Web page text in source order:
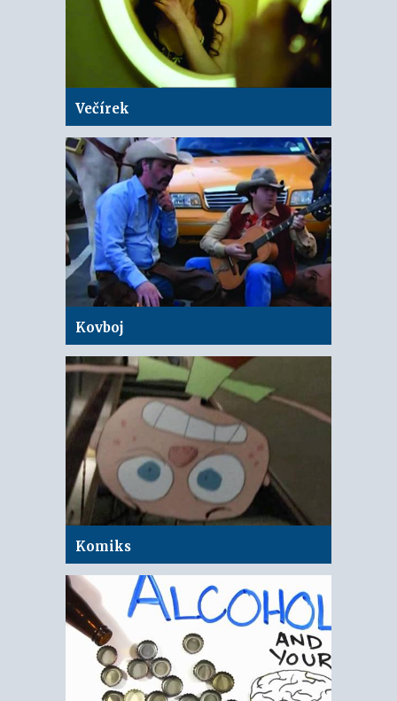
Večírek
Kovboj
Komiks